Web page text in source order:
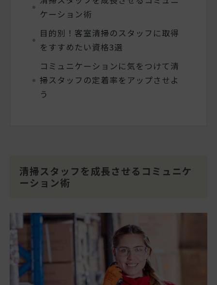
ケーション術
目的別！客室清掃のスタッフに取得
をすすめたい資格3選
コミュニケーションに気をつけて清
掃スタッフの定着率をアップさせよ
う
清掃スタッフを成長させるコミュニケ
ーション術